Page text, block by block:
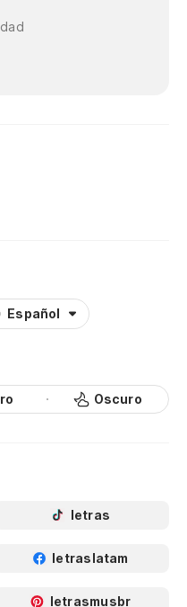
Español
Oscuro
letras
letraslatam
letrasmusbr